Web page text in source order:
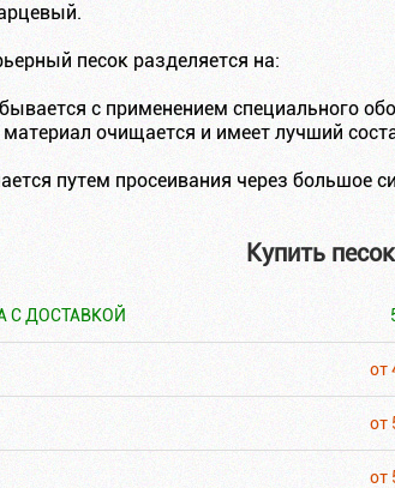
песок разделяется на:
с применением специального
очищается и имеет лучший
путем просеивания через большое
Купить
С ДОСТАВКОЙ
от
от
от